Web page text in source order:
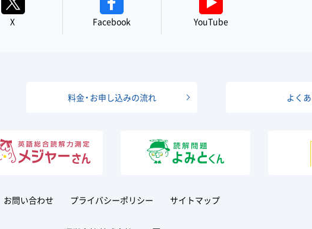
X Facebook YouTube
料金・お申し込みの流れ よく
お問い合わせ プライバシーポリシー サイトマップ